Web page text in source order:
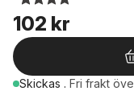
102 kr
Skickas . Fri frakt